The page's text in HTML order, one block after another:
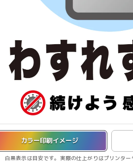
カラー印刷イメージ
白黒表示は目安です。実際の仕上がりはプリンター
しています。